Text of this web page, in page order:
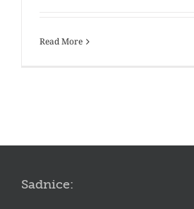
Read More
Sadnice: